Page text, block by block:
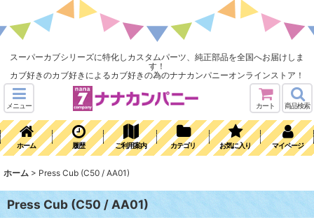
スーパーカブシリーズに特化しカスタムパーツ、純正部品を全国へお届けしま
す！
カブ好きのカブ好きによるカブ好きの為のナナカンパニーオンラインストア！
メニュー カート 商品検索
ホーム 履歴 ご利用案内 カテゴリ お気に入り マイページ
ホーム > Press Cub (C50 / AA01)
Press Cub (C50 / AA01)